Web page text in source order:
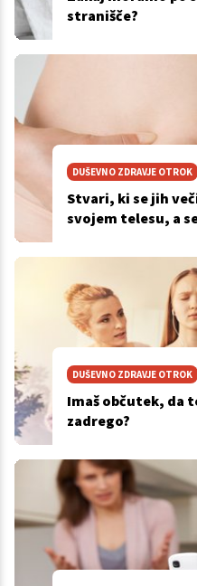
stranišče?
DUŠEVNO ZDRAVJE OTROK
Stvari, ki se jih
svojem telesu, a
DUŠEVNO ZDRAVJE OTROK
Imaš občutek, da
zadrego?